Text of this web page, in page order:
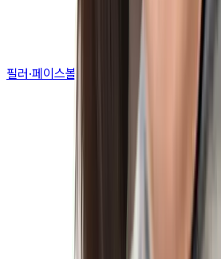
필러·페이스볼륨